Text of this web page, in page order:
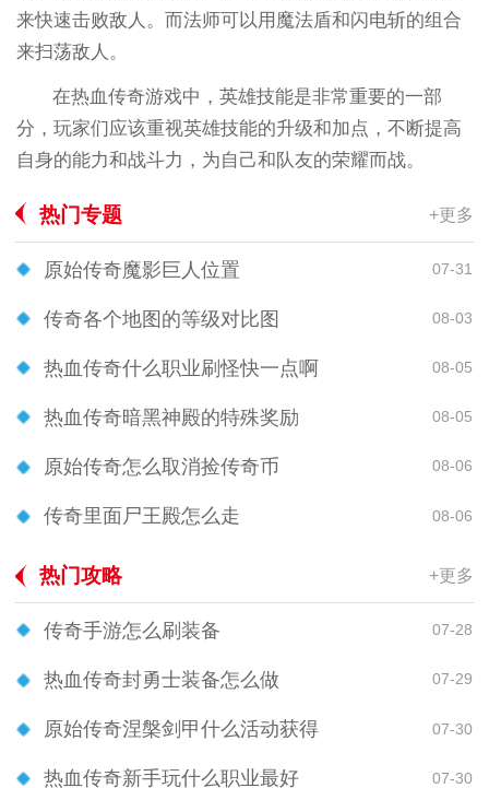
来快速击败敌人。而法师可以用魔法盾和闪电斩的组合
来扫荡敌人。
在热血传奇游戏中，英雄技能是非常重要的一部
分，玩家们应该重视英雄技能的升级和加点，不断提高
自身的能力和战斗力，为自己和队友的荣耀而战。
热门专题 +更多
原始传奇魔影巨人位置 07-31
传奇各个地图的等级对比图 08-03
热血传奇什么职业刷怪快一点啊 08-05
热血传奇暗黑神殿的特殊奖励 08-05
原始传奇怎么取消捡传奇币 08-06
传奇里面尸王殿怎么走 08-06
热门攻略 +更多
传奇手游怎么刷装备 07-28
热血传奇封勇士装备怎么做 07-29
原始传奇涅槃剑甲什么活动获得 07-30
热血传奇新手玩什么职业最好 07-30